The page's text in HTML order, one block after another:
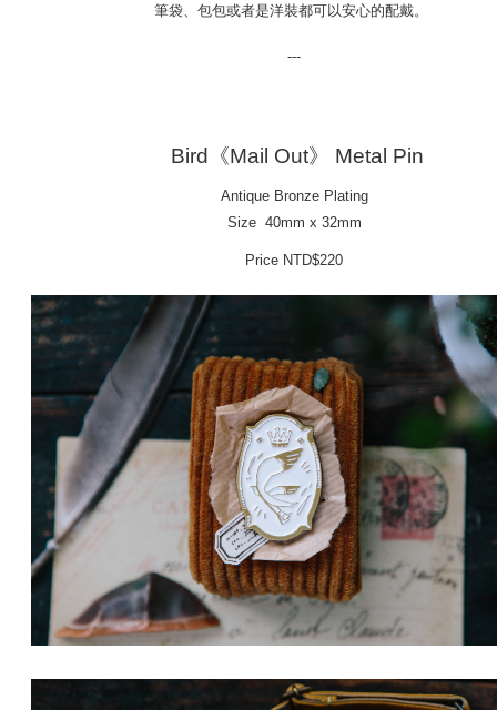
筆袋、包包或者是洋裝都可以安心的配戴。
---
Bird 《Mail Out》 Metal Pin
Antique Bronze Plating
Size 40mm x 32mm
Price NTD$220